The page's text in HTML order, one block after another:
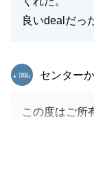
良いdealだっ
東急リバブ
センター
この度はご所
申し訳ござ
Ｋ様のご協力